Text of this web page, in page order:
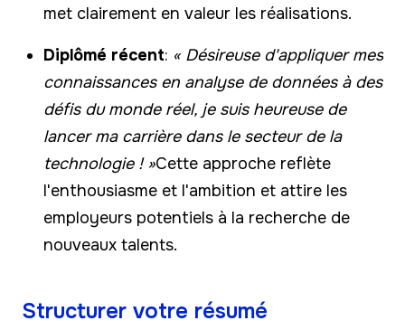
met clairement en valeur les réalisations.
Diplômé récent: « Désireuse d'appliquer mes
connaissances en analyse de données à des
défis du monde réel, je suis heureuse de
lancer ma carrière dans le secteur de la
technologie ! »Cette approche reflète
l'enthousiasme et l'ambition et attire les
employeurs potentiels à la recherche de
nouveaux talents.
Structurer votre résumé